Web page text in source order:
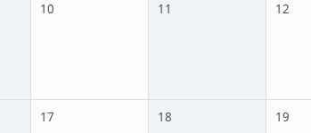
10 11 12
17 18 19